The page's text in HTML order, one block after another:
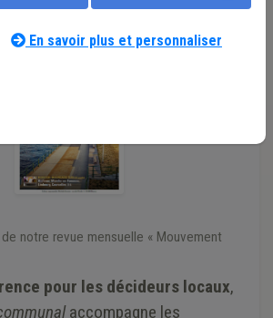
notre revue mensuelle « Mouvement
pour les décideurs locaux,
accompagne les
En savoir plus et personnaliser